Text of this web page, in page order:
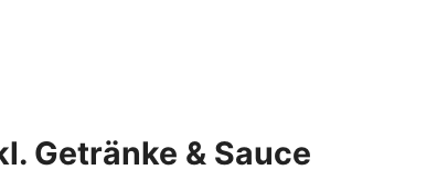
Getränke & Sauce